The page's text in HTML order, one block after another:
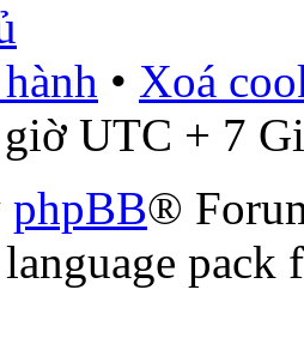
• Xoá
UTC + 7
phpBB®
language